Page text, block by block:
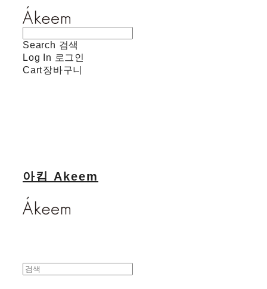
Search 검색
Log In 로그인
Cart장바구니
아킴 Akeem